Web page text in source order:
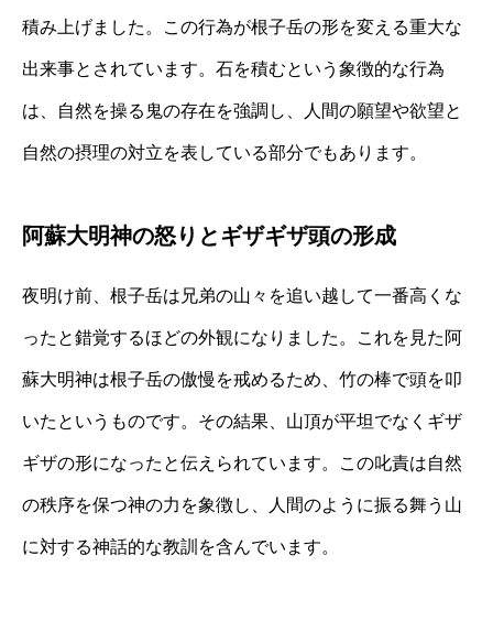
積み上げました。この行為が根子岳の形を変える重大な
出来事とされています。石を積むという象徴的な行為
は、自然を操る鬼の存在を強調し、人間の願望や欲望と
自然の摂理の対立を表している部分でもあります。
阿蘇大明神の怒りとギザギザ頭の形成
夜明け前、根子岳は兄弟の山々を追い越して一番高くな
ったと錯覚するほどの外観になりました。これを見た阿
蘇大明神は根子岳の傲慢を戒めるため、竹の棒で頭を叩
いたというものです。その結果、山頂が平坦でなくギザ
ギザの形になったと伝えられています。この叱責は自然
の秩序を保つ神の力を象徴し、人間のように振る舞う山
に対する神話的な教訓を含んでいます。